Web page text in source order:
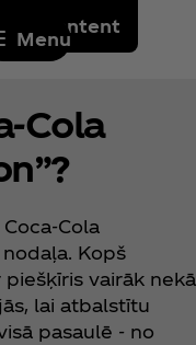
to content
Menu
Kopš
piešķīris vairāk nekā
lai atbalstītu
pasaulē - no